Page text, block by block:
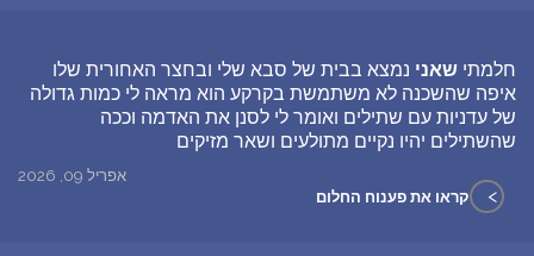
חלמתי שאני נמצא בבית של סבא שלי ובחצר האחורית שלו
איפה שהשכנה לא משתמשת בקרקע הוא מראה לי כמות גדולה
של עדניות עם שתילים ואומר לי לסנן את האדמה וככה
שהשתילים יהיו נקיים מתולעים ושאר מזיקים
אפריל 09, 2026
> קראו את פענוח החלום